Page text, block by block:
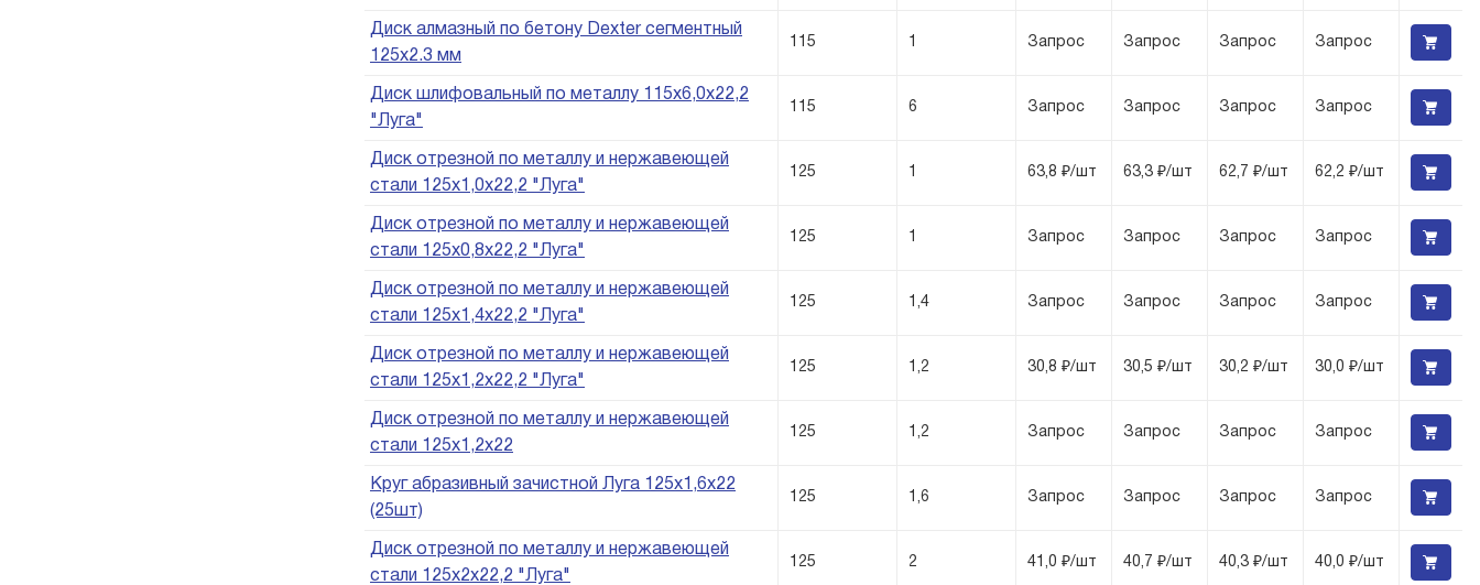
Диск алмазный по бетону Dexter сегментный
125х2.3 мм
115 1 Запрос Запрос Запрос Запрос
Диск шлифовальный по металлу 115х6,0х22,2
"Луга"
115 6 Запрос Запрос Запрос Запрос
Диск отрезной по металлу и нержавеющей
стали 125х1,0х22,2 "Луга"
125 1 63,8 ₽/шт 63,3 ₽/шт 62,7 ₽/шт 62,2 ₽/шт
Диск отрезной по металлу и нержавеющей
стали 125х0,8х22,2 "Луга"
125 1 Запрос Запрос Запрос Запрос
Диск отрезной по металлу и нержавеющей
стали 125х1,4х22,2 "Луга"
125 1,4 Запрос Запрос Запрос Запрос
Диск отрезной по металлу и нержавеющей
стали 125х1,2х22,2 "Луга"
125 1,2 30,8 ₽/шт 30,5 ₽/шт 30,2 ₽/шт 30,0 ₽/шт
Диск отрезной по металлу и нержавеющей
стали 125х1,2х22
125 1,2 Запрос Запрос Запрос Запрос
Круг абразивный зачистной Луга 125х1,6х22
(25шт)
125 1,6 Запрос Запрос Запрос Запрос
Диск отрезной по металлу и нержавеющей
стали 125х2х22,2 "Луга"
125 2 41,0 ₽/шт 40,7 ₽/шт 40,3 ₽/шт 40,0 ₽/шт